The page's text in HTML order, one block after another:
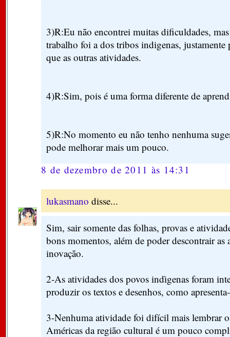
3)R:Eu não encontrei muitas dificuldades,
trabalho foi a dos tribos indigenas, justamente
que as outras atividades.
4)R:Sim, pois é uma forma diferente de
5)R:No momento eu não tenho nenhuma
pode melhorar mais um pouco.
8 de dezembro de 2011 às 14:31
lukasmano disse...
Sim, sair somente das folhas, provas e
bons momentos, além de poder descontrair as
inovação.
2-As atividades dos povos indìgenas foram
produzir os textos e desenhos, como
3-Nenhuma atividade foi difícil mais lembrar
Américas da região cultural é um pouco